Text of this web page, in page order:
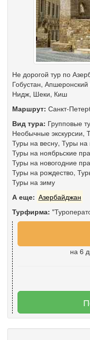
Не дорогой тур по
Гобустан,
Нидж, Шеки, Киш
Маршрут: Санкт-
Вид тура: Групповые
Необычные экскурсии,
Туры на весну, Туры на
Туры на ноябрьские
Туры на новогодние
Туры на рождество,
Туры на зиму
А еще: Азербайджан
Турфирма:
на 6